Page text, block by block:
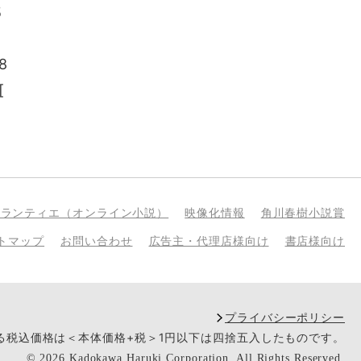
ンティエ（オンライン小説） 映像化情報 角川春樹小説賞
マップ お問い合わせ 広告主・代理店様向け 書店様向け
プライバシーポリシー
込価格は＜本体価格+税＞1円以下は四捨五入したものです。
© 2026 Kadokawa Haruki Corporation. All Rights Reserved.